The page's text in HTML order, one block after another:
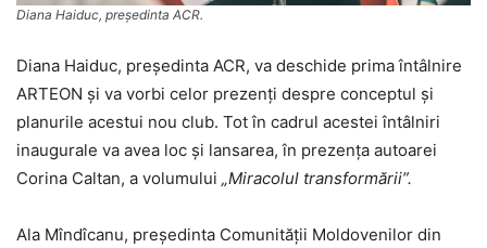
Diana Haiduc, președinta ACR.
Diana Haiduc, președinta ACR, va deschide prima întâlnire
ARTEON și va vorbi celor prezenți despre conceptul și
planurile acestui nou club. Tot în cadrul acestei întâlniri
inaugurale va avea loc și lansarea, în prezența autoarei
Corina Caltan, a volumului „Miracolul transformării”.
Ala Mîndîcanu, președinta Comunității Moldovenilor din